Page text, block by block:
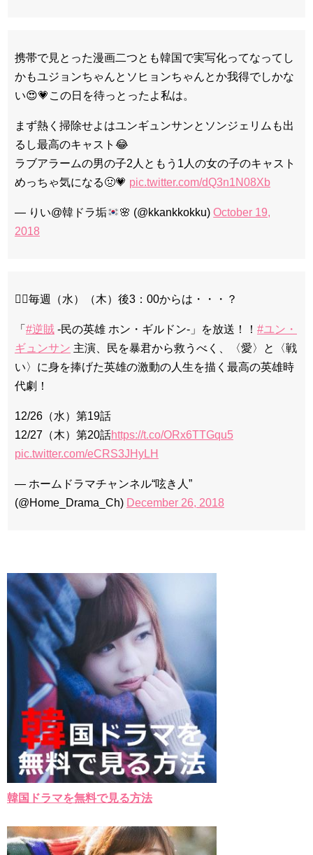
携帯で見とった漫画二つとも韓国で実写化ってなってし
かもユジョンちゃんとソヒョンちゃんとか我得でしかな
い😍💗この日を待っとったよ私は。
まず熱く掃除せよはユンギュンサンとソンジェリムも出
るし最高のキャスト😂
ラブアラームの男の子2人ともう1人の女の子のキャスト
めっちゃ気になる🤢💗 pic.twitter.com/dQ3n1N08Xb
— りい@韓ドラ垢 🌸 (@kkankkokku)October 19,
2018
🦸‍♂️毎週（水）（木）後3：00からは・・・？
「 #逆賊 -民の英雄 ホン・ギルドン-」を放送！！ #ユン・
ギュンサン 主演、民を暴君から救うべく、〈愛〉と〈戦
い〉に身を捧げた英雄の激動の人生を描く最高の英雄時
代劇！
12/26（水）第19話
12/27（木）第20話https://t.co/ORx6TTGqu5
pic.twitter.com/eCRS3JHyLH
— ホームドラマチャンネル“呟き人”
(@Home_Drama_Ch) December 26, 2018
韓国ドラマを無料で見る方法